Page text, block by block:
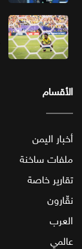
الأقسام
أخبار اليمن
ملفات ساخنة
تقارير خاصة
نقّارون
العرب
عالمي